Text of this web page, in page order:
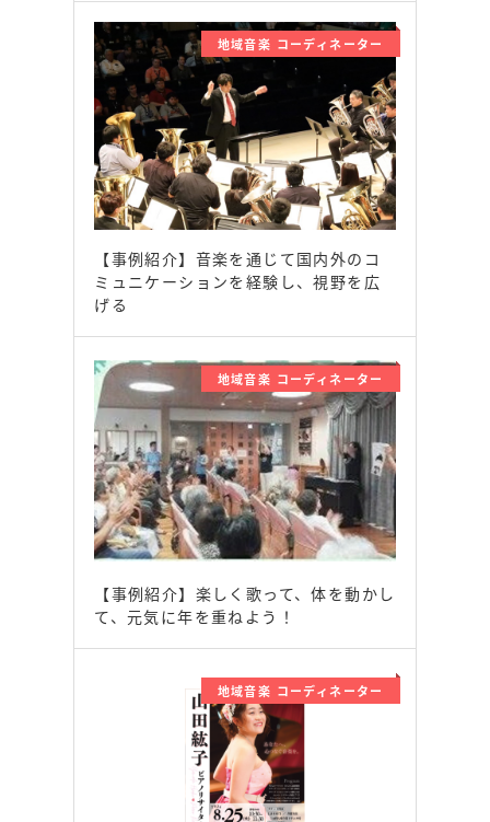
地域音楽 コーディネーター
【事例紹介】音楽を通じて国内外のコ
ミュニケーションを経験し、視野を広
げる
地域音楽 コーディネーター
【事例紹介】楽しく歌って、体を動かし
て、元気に年を重ねよう！
地域音楽 コーディネーター